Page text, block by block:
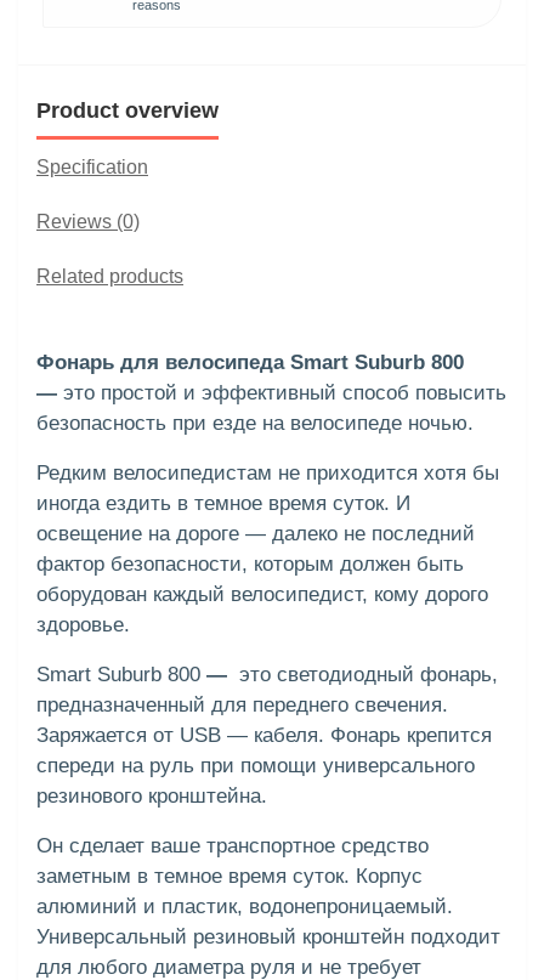
reasons
Product overview
Specification
Reviews (0)
Related products
Фонарь для велосипеда Smart Suburb 800
— это простой и эффективный способ повысить
безопасность при езде на велосипеде ночью.
Редким велосипедистам не приходится хотя бы
иногда ездить в темное время суток. И
освещение на дороге — далеко не последний
фактор безопасности, которым должен быть
оборудован каждый велосипедист, кому дорого
здоровье.
Smart Suburb 800 — это светодиодный фонарь,
предназначенный для переднего свечения.
Заряжается от USB — кабеля. Фонарь крепится
спереди на руль при помощи универсального
резинового кронштейна.
Он сделает ваше транспортное средство
заметным в темное время суток. Корпус
алюминий и пластик, водонепроницаемый.
Универсальный резиновый кронштейн подходит
для любого диаметра руля и не требует